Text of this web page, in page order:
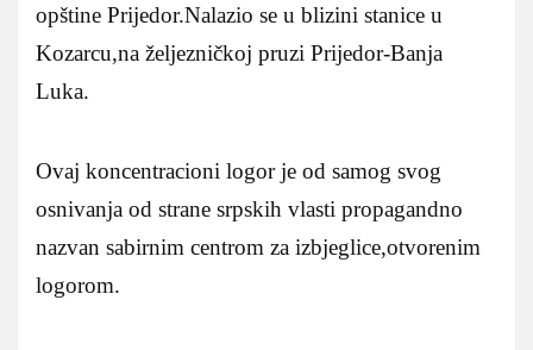
opštine Prijedor.Nalazio se u blizini stanice u
Kozarcu,na željezničkoj pruzi Prijedor-Banja
Luka.
Ovaj koncentracioni logor je od samog svog
osnivanja od strane srpskih vlasti propagandno
nazvan sabirnim centrom za izbjeglice,otvorenim
logorom.